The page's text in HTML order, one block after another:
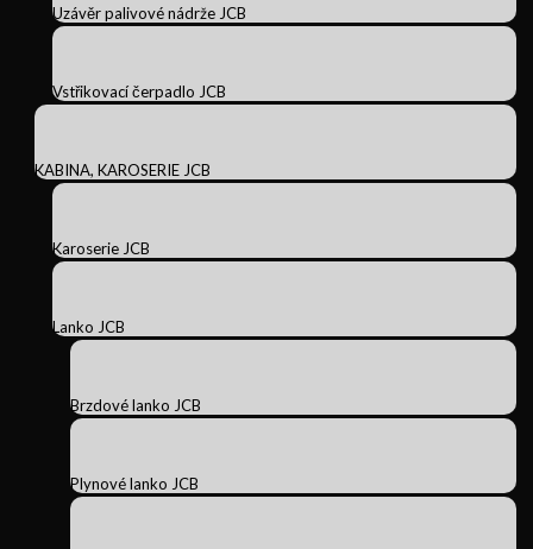
Uzávěr palivové nádrže JCB
Vstřikovací čerpadlo JCB
KABINA, KAROSERIE JCB
Karoserie JCB
Lanko JCB
Brzdové lanko JCB
Plynové lanko JCB